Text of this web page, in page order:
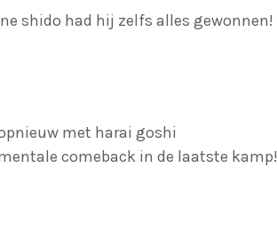
shido had hij zelfs alles gewonnen!
met harai goshi
comeback in de laatste kamp!